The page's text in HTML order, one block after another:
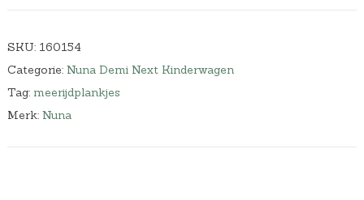
SKU: 160154
Categorie: Nuna Demi Next Kinderwagen
Tag: meerijdplankjes
Merk: Nuna